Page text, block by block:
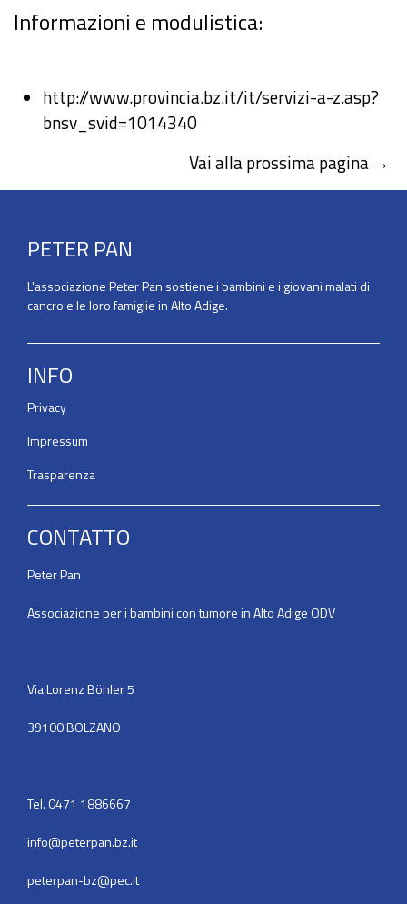
Informazioni e modulistica:
http://www.provincia.bz.it/it/servizi-a-z.asp?
bnsv_svid=1014340
Vai alla prossima pagina →
PETER PAN
L'associazione Peter Pan sostiene i bambini e i giovani malati di
cancro e le loro famiglie in Alto Adige.
INFO
Privacy
Impressum
Trasparenza
CONTATTO
Peter Pan
Associazione per i bambini con tumore in Alto Adige ODV
Via Lorenz Böhler 5
39100 BOLZANO
Tel. 0471 1886667
info@peterpan.bz.it
peterpan-bz@pec.it